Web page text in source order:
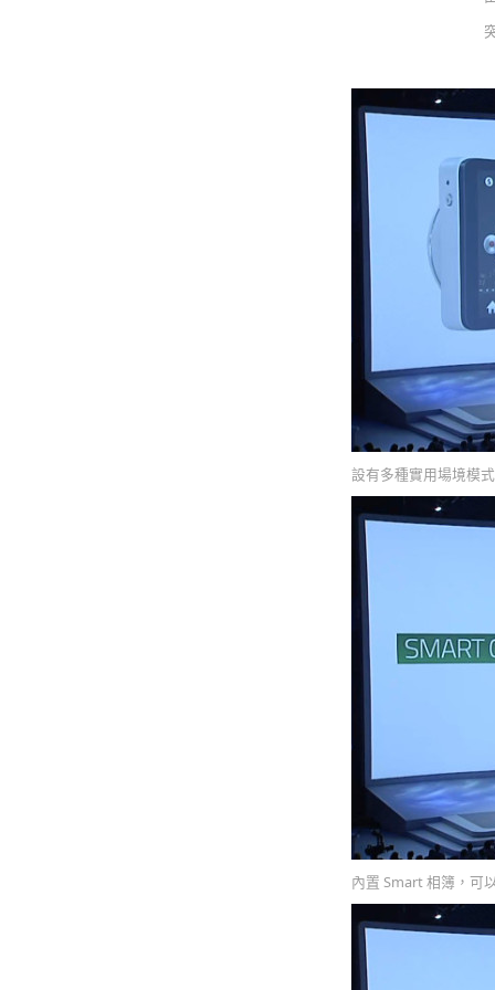
設有多種實用場境模
內置 Smart 相簿，可